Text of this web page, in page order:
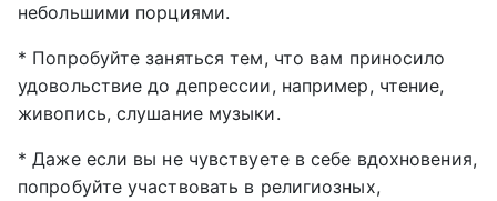
небольшими порциями.
* Попробуйте заняться тем, что вам приносило
удовольствие до депрессии, например, чтение,
живопись, слушание музыки.
* Даже если вы не чувствуете в себе вдохновения,
попробуйте участвовать в религиозных,